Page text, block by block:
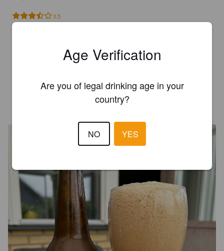
3.5
WÅGDALEN O
Age Verification
Are you of legal drinking age in your
country?
NO YES